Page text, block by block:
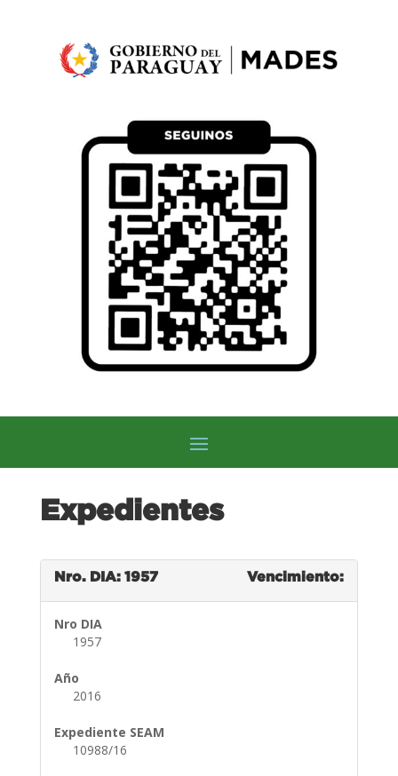
Expedientes
Nro. DIA: 1957 Vencimiento:
Nro DIA
1957
Año
2016
Expediente SEAM
10988/16